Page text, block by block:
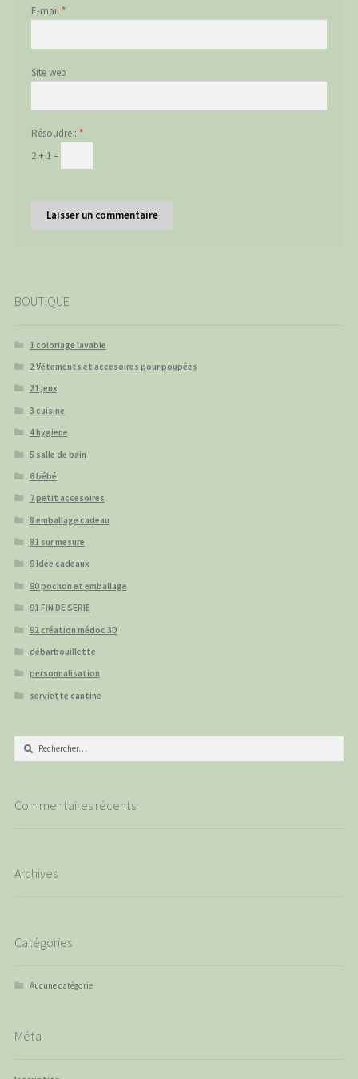
E-mail *
Site web
Résoudre : *
2 + 1 =
BOUTIQUE
1 coloriage lavable
2 Vêtements et accesoires pour poupées
21 jeux
3 cuisine
4 hygiene
5 salle de bain
6 bébé
7 petit accesoires
8 emballage cadeau
81 sur mesure
9 Idée cadeaux
90 pochon et emballage
91 FIN DE SERIE
92 création médoc 3D
débarbouillette
personnalisation
serviette cantine
Rechercher :
Commentaires récents
Archives
Catégories
Aucune catégorie
Méta